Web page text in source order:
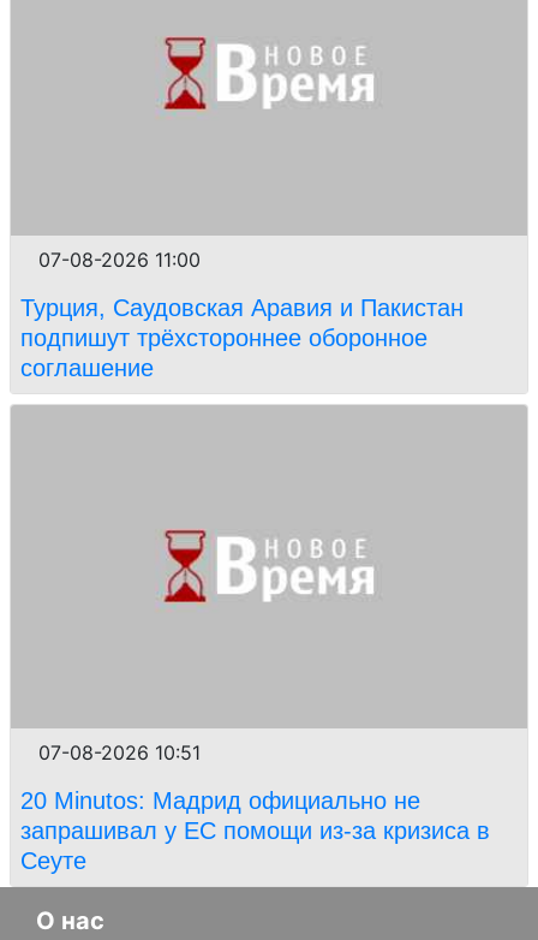
07-08-2026 11:00
Турция, Саудовская Аравия и Пакистан
подпишут трёхстороннее оборонное
соглашение
07-08-2026 10:51
20 Minutos: Мадрид официально не
запрашивал у ЕС помощи из-за кризиса в
Сеуте
О нас